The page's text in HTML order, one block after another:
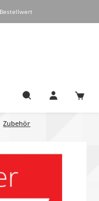
Zubehör